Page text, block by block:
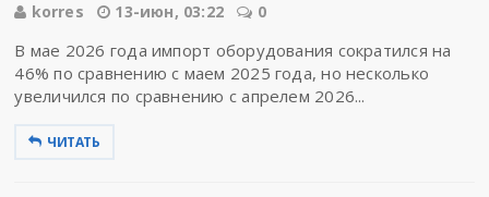
korres 13-июн, 03:22 0
В мае 2026 года импорт оборудования сократился на
46% по сравнению с маем 2025 года, но несколько
увеличился по сравнению с апрелем 2026...
ЧИТАТЬ